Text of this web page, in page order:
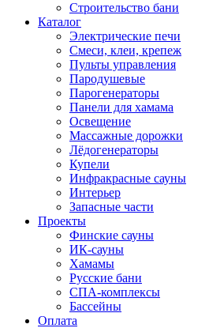
Строительство бани
Каталог
Электрические печи
Смеси, клеи, крепеж
Пульты управления
Пародушевые
Парогенераторы
Панели для хамама
Освещение
Массажные дорожки
Лёдогенераторы
Купели
Инфракрасные сауны
Интерьер
Запасные части
Проекты
Финские сауны
ИК-сауны
Хамамы
Русские бани
СПА-комплексы
Бассейны
Оплата